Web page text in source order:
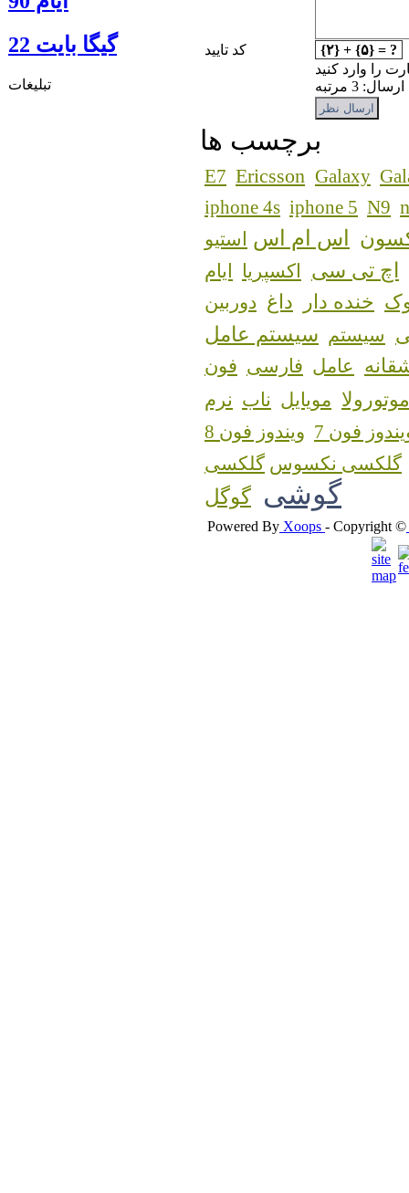
گيگا بايت 22
تبلیغات
کد تایید
{۲} + {۵} = ?
را وارد کنید
3 مرتبه
برچسب ها
E7 Ericsson Galaxy
iphone 4s iphone 5 N9
اس ام اس استیو
اچ تی سی اکسپریا ایام
خنده دار داغ دوربین
سیستم سیستم عامل
عامل فارسی فون
موتورولا مویایل ناب نرم
فون 7
ویندوز فون 8
گلکسی نکسوس
گوشی گوگل
Powered By Xoops - Copyright ©